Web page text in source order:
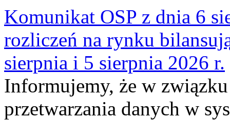
Komunikat OSP z dnia 6
rozliczeń na rynku
sierpnia i 5 sierpnia 2026 r.
Informujemy, że w
przetwarzania danych w